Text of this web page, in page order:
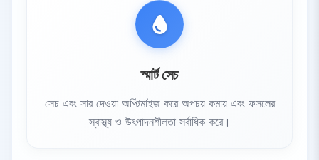
স্মার্ট সেচ
সেচ এবং সার দেওয়া অপ্টিমাইজ করে অপচয় কমায় এবং ফসলের
স্বাস্থ্য ও উৎপাদনশীলতা সর্বাধিক করে।